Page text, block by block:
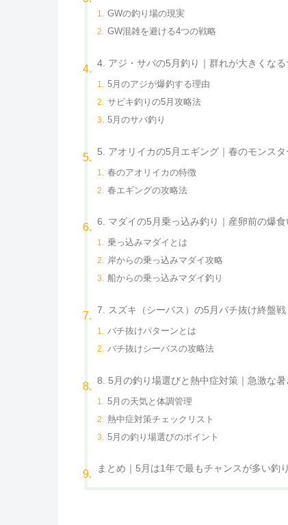
GWの釣り場の現実
GW混雑を避ける4つの戦略
4. アジ・サバの5月釣り｜群れが大きくな
5月のアジが爆釣する理由
サビキ釣りの5月攻略法
5月のサバ釣り
5. アオリイカの5月エギング｜春のモンス
春のアオリイカの特徴
春エギングの攻略法
6. マダイの5月乗っ込み釣り｜産卵前の爆食
乗っ込みマダイとは
岸からの乗っ込みマダイ攻略
船からの乗っ込みマダイ釣り
7. スズキ（シーバス）の5月バチ抜け終盤戦
バチ抜けパターンとは
バチ抜けシーバスの攻略法
8. 5月の釣り場選びと熱中症対策｜急激な暑
5月の天気と体調管理
熱中症対策チェックリスト
5月の釣り場選びのポイント
まとめ｜5月は1年で最もチャンスが多い釣